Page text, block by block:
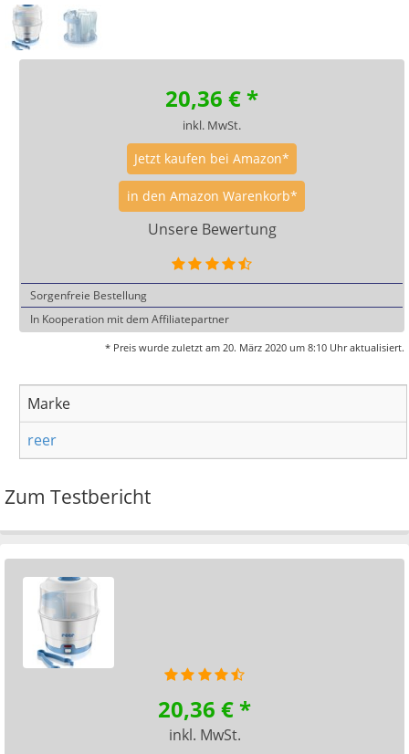
20,36 € *
inkl. MwSt.
Jetzt kaufen bei Amazon*
in den Amazon Warenkorb*
Unsere Bewertung
Sorgenfreie Bestellung
In Kooperation mit dem Affiliatepartner
* Preis wurde zuletzt am 20. März 2020 um 8:10 Uhr aktualisiert.
Marke
reer
Zum Testbericht
20,36 € *
inkl. MwSt.